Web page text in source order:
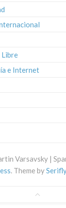
e Internet
Varsavsky |
. Theme by